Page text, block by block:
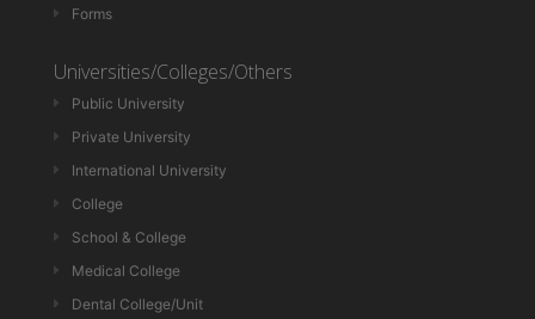
Forms
Universities/Colleges/Others
Public University
Private University
International University
College
School & College
Medical College
Dental College/Unit